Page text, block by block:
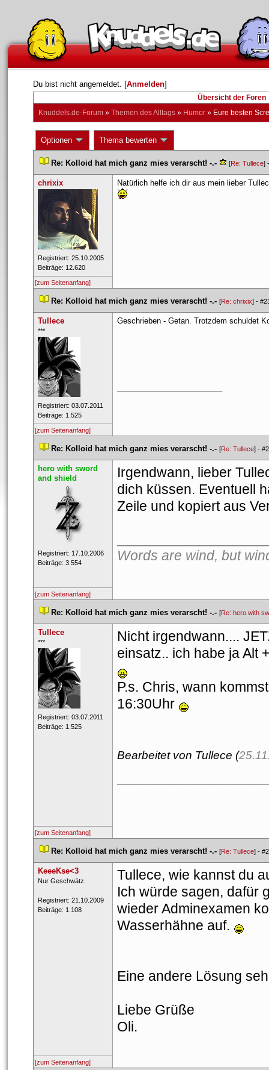
Du bist nicht angemeldet. [Anmelden]
Übersicht der Foren
Knuddels.de-Forum » Themen des Alltag » Humor » Eure besten
Optionen Thema bewerten
Re: Kolloid hat mich ganz mies verarscht! -.- [Re: Tullece]
chrixix
Registriert: 25.10.2005
Beiträge: 12.620
Natürlich helfe ich dir aus mein lieber
[zum Seitenanfang]
Re: Kolloid hat mich ganz mies verarscht! -.- [Re: chrixix] -
Tullece
***​
Registriert: 03.07.2011
Beiträge: 1.525
Geschrieben - Getan. Trotzdem schuldet
[zum Seitenanfang]
Re: Kolloid hat mich ganz mies verarscht! -.- [Re: Tullece] -
hero with sword
and shield
Registriert: 17.10.2006
Beiträge: 3.554
Irgendwann, lieber
dich küssen. Eventuell
Zeile und kopiert aus
Words are wind, but
[zum Seitenanfang]
Re: Kolloid hat mich ganz mies verarscht! -.- [Re: hero with
Tullece
***​
Registriert: 03.07.2011
Beiträge: 1.525
Nicht irgendwann....
einsatz.. ich habe ja Alt
P.s. Chris, wann
16:30Uhr
Bearbeitet von Tullece (
[zum Seitenanfang]
Re: Kolloid hat mich ganz mies verarscht! -.- [Re: Tullece] -
KeeeKse<3
​Nur Geschwätz.
Registriert: 21.10.2009
Beiträge: 1.108
Tullece, wie kannst du
Ich würde sagen, dafür
wieder Adminexamen
Wasserhähne auf.
Eine andere Lösung
Liebe Grüße
Oli.
[zum Seitenanfang]